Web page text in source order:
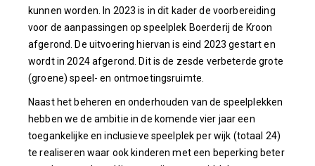
kunnen worden. In 2023 is in dit kader de voorbereiding
voor de aanpassingen op speelplek Boerderij de Kroon
afgerond. De uitvoering hiervan is eind 2023 gestart en
wordt in 2024 afgerond. Dit is de zesde verbeterde grote
(groene) speel- en ontmoetingsruimte.
Naast het beheren en onderhouden van de speelplekken
hebben we de ambitie in de komende vier jaar een
toegankelijke en inclusieve speelplek per wijk (totaal 24)
te realiseren waar ook kinderen met een beperking beter